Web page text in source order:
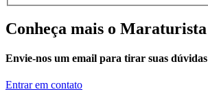
Conheça mais o Maraturista
Envie-nos um email para tirar suas dúvidas
Entrar em contato